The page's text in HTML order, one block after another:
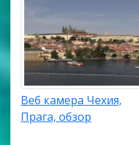
Веб камера Чехия,
Прага, обзор